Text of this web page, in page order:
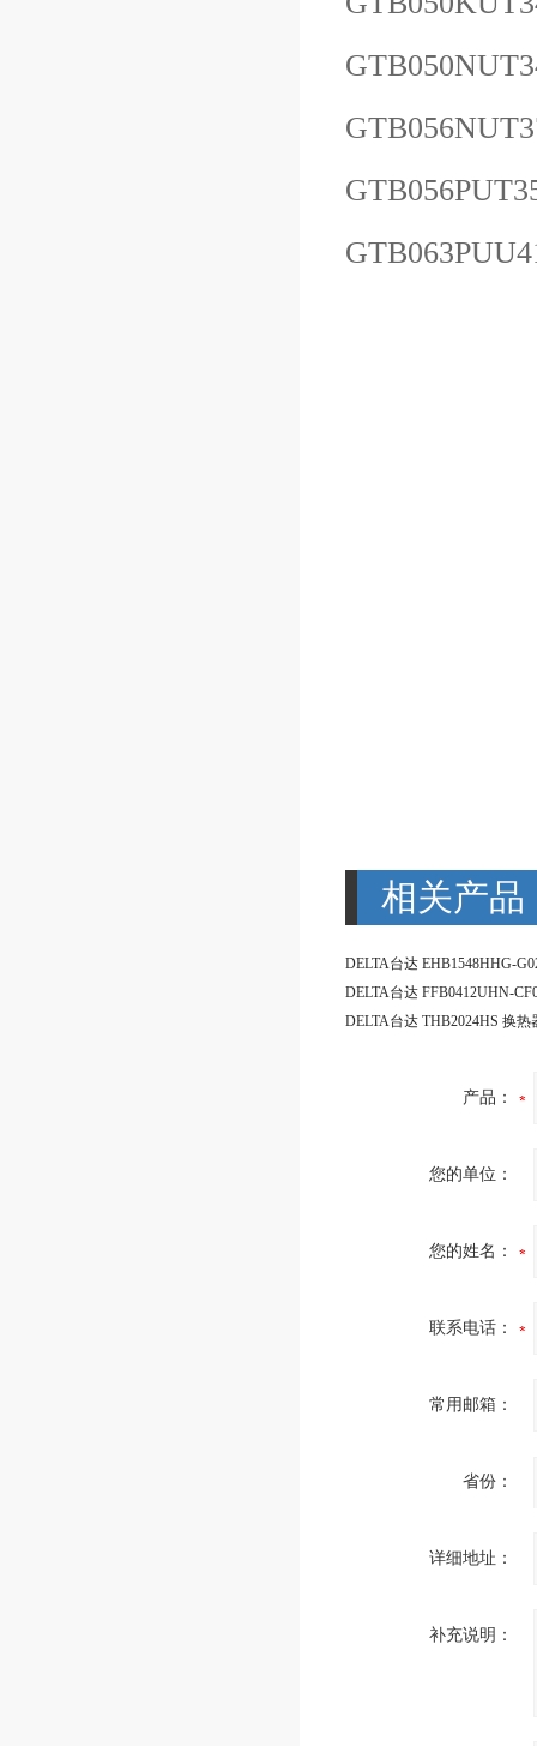
相关产品
DELTA台达 THB2024HS 换热
产品：
您的单位：
您的姓名：
联系电话：
常用邮箱：
省份：
详细地址：
补充说明：